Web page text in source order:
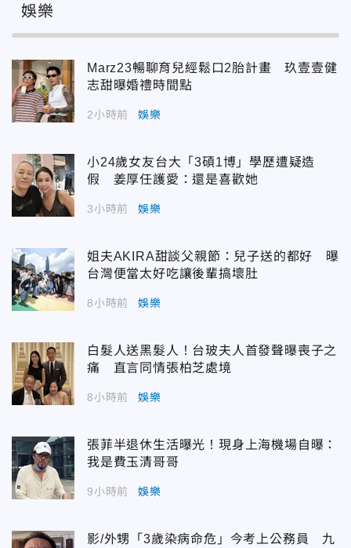
娛樂
Marz23暢聊育兒經鬆口2胎計畫 玖壹壹健
志甜曝婚禮時間點
2小時前 娛樂
小24歲女友台大「3碩1博」學歷遭疑造
假 姜厚任護愛：還是喜歡她
3小時前 娛樂
姐夫AKIRA甜談父親節：兒子送的都好 曝
台灣便當太好吃讓後輩搞壞肚
8小時前 娛樂
白髮人送黑髮人！台玻夫人首發聲曝喪子之
痛 直言同情張柏芝處境
8小時前 娛樂
張菲半退休生活曝光！現身上海機場自曝：
我是費玉清哥哥
9小時前 娛樂
影/外甥「3歲染病命危」今考上公務員 九